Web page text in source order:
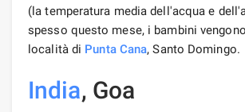
(la temperatura media dell'acqua e
spesso questo mese, i bambini
località di Punta Cana, Santo Domingo.
India, Goa